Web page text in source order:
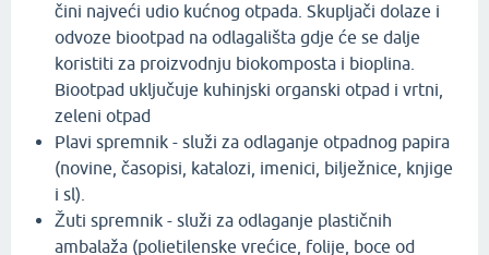
čini najveći udio kućnog otpada. Skupljači dolaze i
odvoze biootpad na odlagališta gdje će se dalje
koristiti za proizvodnju biokomposta i bioplina.
Biootpad uključuje kuhinjski organski otpad i vrtni,
zeleni otpad
Plavi spremnik - služi za odlaganje otpadnog papira
(novine, časopisi, katalozi, imenici, bilježnice, knjige
i sl).
Žuti spremnik - služi za odlaganje plastičnih
ambalaža (polietilenske vrećice, folije, boce od